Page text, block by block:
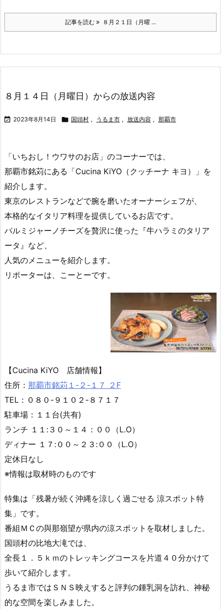
記事を読む ８月２１日（月曜 ...
８月１４日（月曜日）からの放送内容
 2023年8月14日  国頭村 , うるま市 , 放送内容 , 那覇市
「いちおし！ウワサのお店」のコーナーでは、
那覇市銘苅にある「Cucina KiYO（クッチーナ キヨ）」を
紹介します。
東京のレストランなどで腕を磨いたオーナーシェフが、
本格的なイタリア料理を提供しているお店です。
パルミジャーノチーズを贅沢に使った『牛ハラミのタリア
ータ』など、
人気のメニューを紹介します。
リポーターは、こーとーです。
【Cucina KiYO 店舗情報】
住所：那覇市銘苅１-２-１７ ２F
TEL：０８０-９１０２-８７１７
駐車場：１１台(共有)
ディナー １７:００～２３:００（L.O）
定休日なし
※情報は取材時のものです
特集は「残暑が続く沖縄を涼しく過ごせる 涼スポット特
集」です。
番組ＭＣの與那嶺望が県内の涼スポットを取材しました。
国頭村の比地大滝では、